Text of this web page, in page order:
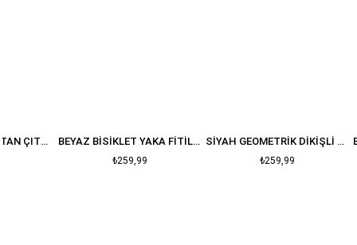
BEYAZ FITILLI ALTTAN ÇITÇITLI BODYSUIT BEYAZ BISIKLET YAKA FITILLI BLUZ
₺259,99
SIYAH GEOMETRIK DIKIŞLI CROP
₺259,99